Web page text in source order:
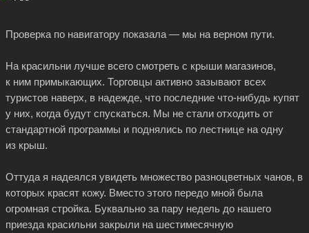
Проверка по навигатору показала — мы на верном пути.
На красильни лучше всего смотреть с крыши магазинов,
к ним примыкающих. Торговцы активно зазывают всех
туристов наверх, в надежде, что последние что-нибудькупят
у них, когда будут спускаться. Мы не стали отходить от
стандартной программы и поднялись по лестнице на одну
из крыш.
Оттуда я надеялся увидеть множество разноцветных чанов, в
которых красят кожу. Вместо этого передо мной была
огромная стройка. Буквально за пару недель до нашего
приезда красильни закрыли на шестимесячную